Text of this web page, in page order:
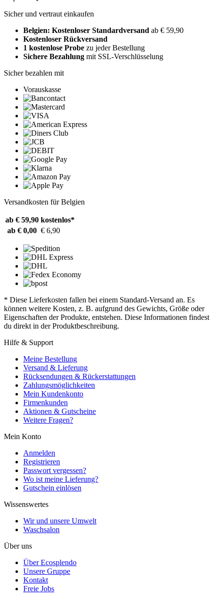
Sicher und vertraut einkaufen
Belgien: Kostenloser Standardversand ab € 59,90
Kostenloser Rückversand
1 kostenlose Probe zu jeder Bestellung
Sichere Bezahlung mit SSL-Verschlüsselung
Sicher bezahlen mit
Vorauskasse
Versandkosten für Belgien
ab € 59,90 kostenlos*
ab € 0,00 € 6,90
* Diese Lieferkosten fallen bei einem Standard-Versand an. Es
können weitere Kosten, z. B. aufgrund des Gewichts, Größe oder
Eigenschaften der Produkte, entstehen. Diese Informationen findest
du direkt in der Produktbeschreibung.
Hilfe & Support
Meine Bestellung
Versand & Lieferung
Rücksendungen & Rückerstattungen
Zahlungsmöglichkeiten
Mein Kundenkonto
Firmenkunden
Aktionen & Gutscheine
Weitere Fragen?
Mein Konto
Anmelden
Registrieren
Passwort vergessen?
Wo ist meine Lieferung?
Gutschein einlösen
Wissenswertes
Wir und unsere Umwelt
Waschsalon
Über uns
Über Ecosplendo
Unsere Gruppe
Kontakt
Freie Jobs